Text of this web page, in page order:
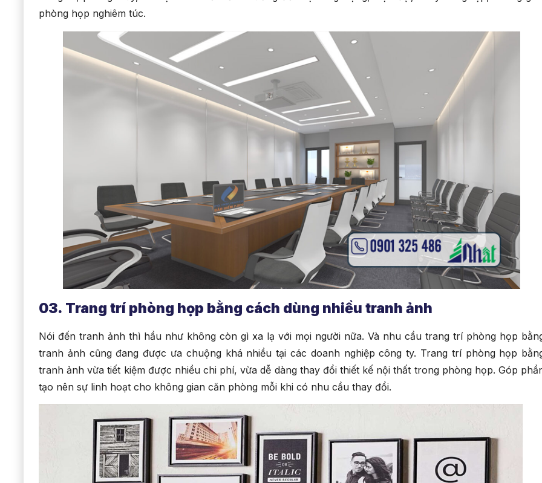
phòng họp nghiêm túc.
03. Trang trí phòng họp bằng cách dùng nhiều tranh ảnh
Nói đến tranh ảnh thì hầu như không còn gì xa lạ với mọi người nữa. Và nhu cầu trang trí phòng họp
tranh ảnh cũng đang được ưa chuộng khá nhiều tại các doanh nghiệp công ty. Trang trí phòng họp
tranh ảnh vừa tiết kiệm được nhiều chi phí, vừa dễ dàng thay đổi thiết kế nội thất trong phòng họp. Góp
tạo nên sự linh hoạt cho không gian căn phòng mỗi khi có nhu cầu thay đổi.